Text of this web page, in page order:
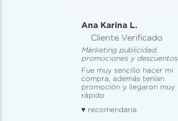
Ana Karina L.
Cliente Verificado
Marketing publicidad,
promociones y descuentos
Fue muy sencillo hacer mi
compra, además tenían
promoción y llegaron muy
rápido
♥ recomendaría